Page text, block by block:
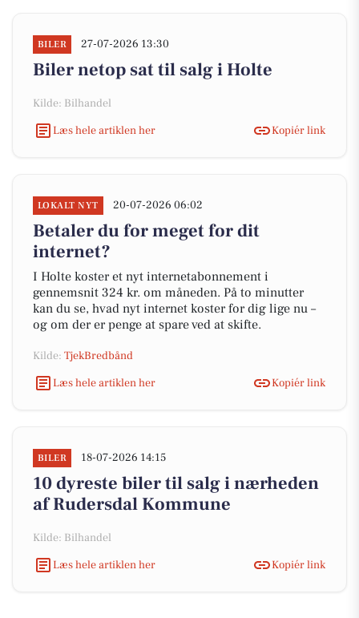
BILER 27-07-2026 13:30
Biler netop sat til salg i Holte
Kilde: Bilhandel
Læs hele artiklen her
Kopiér link
LOKALT NYT 20-07-2026 06:02
Betaler du for meget for dit
internet?
I Holte koster et nyt internetabonnement i
gennemsnit 324 kr. om måneden. På to minutter
kan du se, hvad nyt internet koster for dig lige nu –
og om der er penge at spare ved at skifte.
Kilde: TjekBredbånd
Læs hele artiklen her
Kopiér link
BILER 18-07-2026 14:15
10 dyreste biler til salg i nærheden
af Rudersdal Kommune
Kilde: Bilhandel
Læs hele artiklen her
Kopiér link